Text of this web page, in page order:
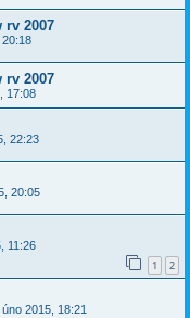
rv 2007
rv 2007
17:08
22:23
20:05
11:26
1 2
2015, 18:21